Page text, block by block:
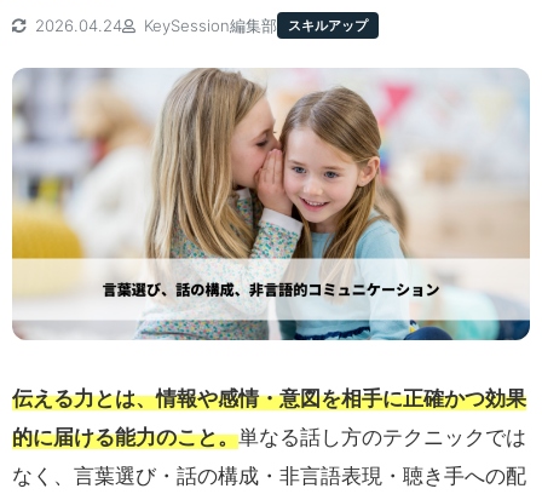
2026.04.24 KeySession編集部 スキルアップ
伝える力とは、情報や感情・意図を相手に正確かつ効果
的に届ける能力のこと。単なる話し方のテクニックでは
なく、言葉選び・話の構成・非言語表現・聴き手への配